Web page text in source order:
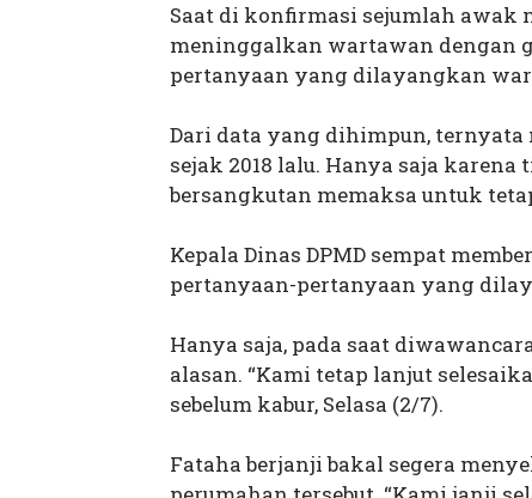
Saat di konfirmasi sejumlah awak
meninggalkan wartawan dengan
pertanyaan yang dilayangkan
Dari data yang dihimpun, ternyata
sejak 2018 lalu. Hanya saja
bersangkutan memaksa untuk
Kepala Dinas DPMD sempat
pertanyaan-pertanyaan yang
Hanya saja, pada saat
alasan. “Kami tetap lanjut
sebelum kabur, Selasa (2/7).
Fataha berjanji bakal segera